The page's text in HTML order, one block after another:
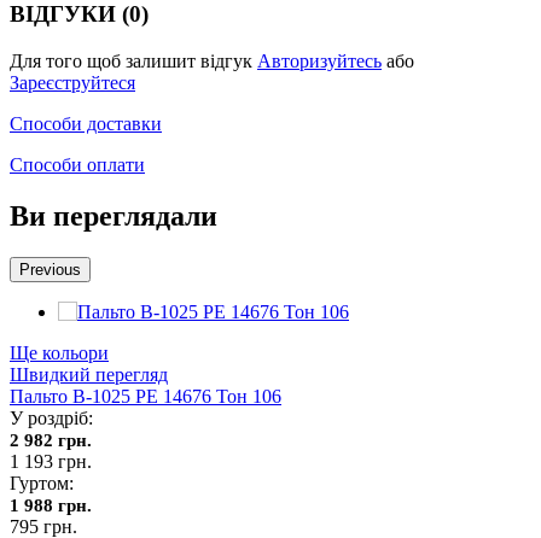
ВІДГУКИ (0)
Для того щоб залишит відгук Авторизуйтесь або
Зареєструйтеся
Способи доставки
Способи оплати
Ви переглядали
Previous
Ще кольори
Швидкий перегляд
Пальто В-1025 PE 14676 Тон 106
У роздріб:
2 982 грн.
1 193 грн.
Гуртом:
1 988 грн.
795 грн.